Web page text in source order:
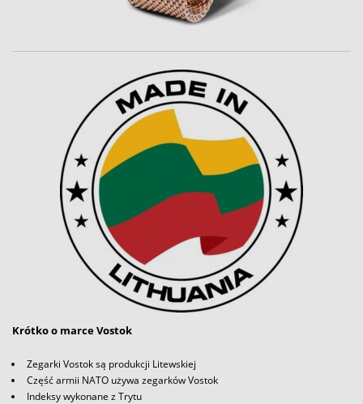
Krótko o marce Vostok
Zegarki Vostok są produkcji Litewskiej
Część armii NATO używa zegarków Vostok
Indeksy wykonane z Trytu